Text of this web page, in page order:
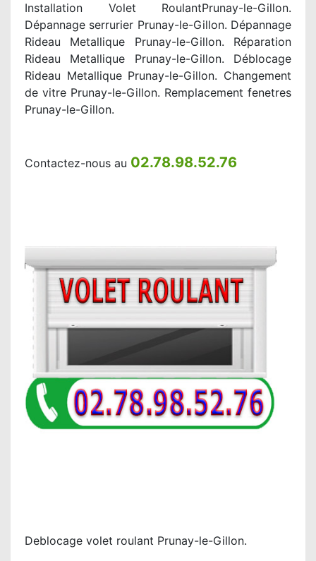
Installation Volet RoulantPrunay-le-Gillon.
Dépannage serrurier Prunay-le-Gillon. Dépannage
Rideau Metallique Prunay-le-Gillon. Réparation
Rideau Metallique Prunay-le-Gillon. Déblocage
Rideau Metallique Prunay-le-Gillon. Changement
de vitre Prunay-le-Gillon. Remplacement fenetres
Prunay-le-Gillon.
Contactez-nous au 02.78.98.52.76
Deblocage volet roulant Prunay-le-Gillon.